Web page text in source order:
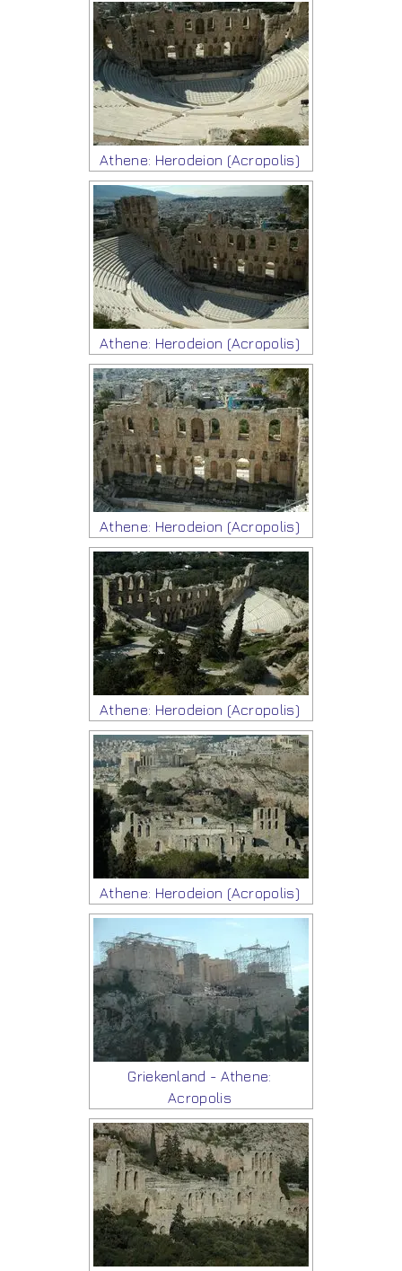
Athene: Herodeion (Acropolis)
Athene: Herodeion (Acropolis)
Athene: Herodeion (Acropolis)
Athene: Herodeion (Acropolis)
Athene: Herodeion (Acropolis)
Griekenland - Athene:
Acropolis